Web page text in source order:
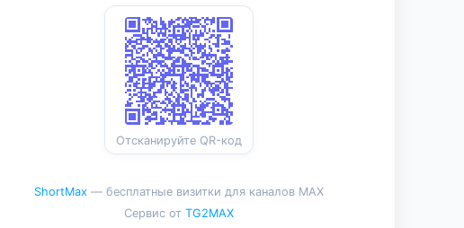
Отсканируйте QR-код
ShortMax — бесплатные визитки для каналов MAX
Сервис от TG2MAX